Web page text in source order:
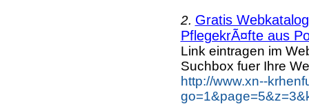
2. Gratis
PflegekrÃ¤fte aus
Link eintragen im
Suchbox fuer Ihre
http://www.xn--